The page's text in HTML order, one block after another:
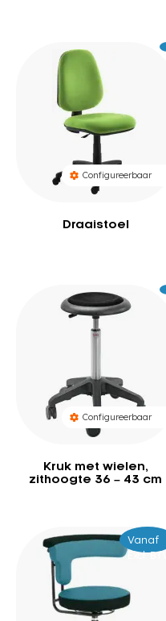
Configureerbaar
Draaistoel
Configureerbaar
Kruk met wielen,
zithoogte 36 – 43 cm
Vanaf
Excl. BTW